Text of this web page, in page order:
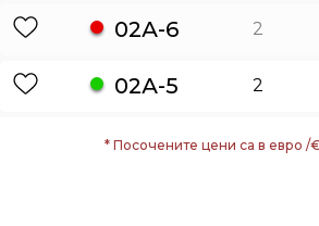
02А-6 2
02А-5 2
* Посочените цени са в евро